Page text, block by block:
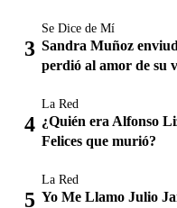
Se Dice de Mí
Sandra Muñoz
perdió al amor de su
La Red
¿Quién era Alfonso
Felices que murió?
La Red
Yo Me Llamo Julio